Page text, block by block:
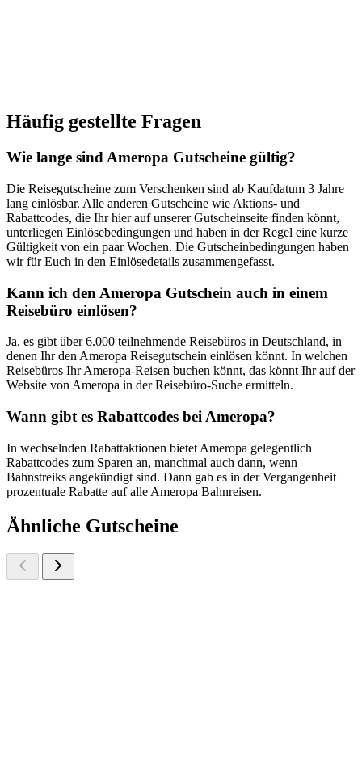
Häufig gestellte Fragen
Wie lange sind Ameropa Gutscheine gültig?
Die Reisegutscheine zum Verschenken sind ab Kaufdatum 3 Jahre
lang einlösbar. Alle anderen Gutscheine wie Aktions- und
Rabattcodes, die Ihr hier auf unserer Gutscheinseite finden könnt,
unterliegen Einlösebedingungen und haben in der Regel eine kurze
Gültigkeit von ein paar Wochen. Die Gutscheinbedingungen haben
wir für Euch in den Einlösedetails zusammengefasst.
Kann ich den Ameropa Gutschein auch in einem
Reisebüro einlösen?
Ja, es gibt über 6.000 teilnehmende Reisebüros in Deutschland, in
denen Ihr den Ameropa Reisegutschein einlösen könnt. In welchen
Reisebüros Ihr Ameropa-Reisen buchen könnt, das könnt Ihr auf der
Website von Ameropa in der Reisebüro-Suche ermitteln.
Wann gibt es Rabattcodes bei Ameropa?
In wechselnden Rabattaktionen bietet Ameropa gelegentlich
Rabattcodes zum Sparen an, manchmal auch dann, wenn
Bahnstreiks angekündigt sind. Dann gab es in der Vergangenheit
prozentuale Rabatte auf alle Ameropa Bahnreisen.
Ähnliche Gutscheine